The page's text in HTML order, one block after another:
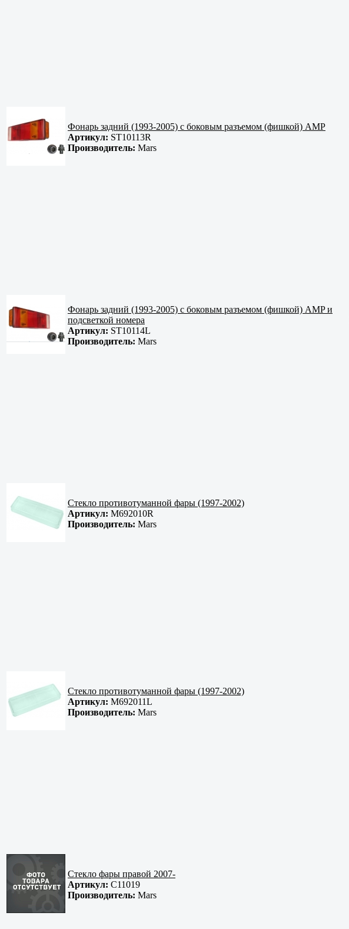
Фонарь задний (1993-2005) с боковым разъемом (фишкой) AMP
Артикул: ST10113R
Производитель: Mars
Фонарь задний (1993-2005) с боковым разъемом (фишкой) AMP и
подсветкой номера
Артикул: ST10114L
Производитель: Mars
Стекло противотуманной фары (1997-2002)
Артикул: M692010R
Производитель: Mars
Стекло противотуманной фары (1997-2002)
Артикул: M692011L
Производитель: Mars
Стекло фары правой 2007-
Артикул: С11019
Производитель: Mars